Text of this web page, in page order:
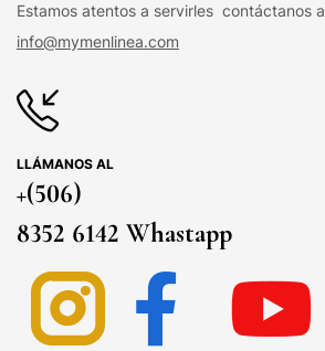
Estamos atentos a servirles contáctanos a
info@mymenlinea.com
LLÁMANOS AL
+(506)
8352 6142 Whastapp